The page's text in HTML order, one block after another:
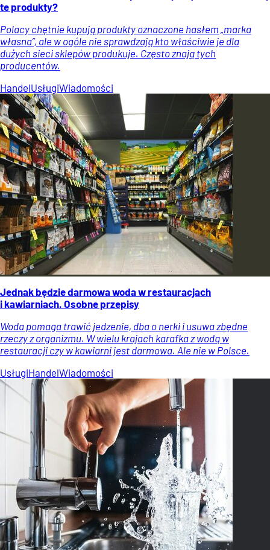
te produkty?
Polacy chętnie kupują produkty oznaczone hasłem „marka
własna”, ale w ogóle nie sprawdzają kto właściwie je dla
dużych sieci sklepów produkuje. Często znają tych
producentów.
HandelUsługiWiadomości
Jednak będzie darmowa woda w restauracjach
i kawiarniach. Osobne przepisy
Woda pomaga trawić jedzenie, dba o nerki i usuwa zbędne
rzeczy z organizmu. W wielu krajach karafka z wodą w
restauracji czy w kawiarni jest darmowa. Ale nie w Polsce.
UsługiHandelWiadomości